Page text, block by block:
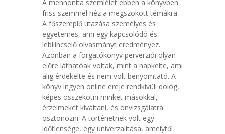
A mennonita szemlélet ebben a könyvben
friss szemmel néz a megszokott témákra.
A főszereplő utazása személyes és
egyetemes, ami egy kapcsolódó és
lebilincselő olvasmányt eredményez.
Azonban a forgatókönyv perverziói olyan
előre láthatóak voltak, mint a napkelte, ami
alig érdekelte és nem volt benyomtató. A
könyv ingyen online ereje rendkívüli dolog,
képes összekötni minket másokkal,
érzelmeket kiváltani, és önvizsgálatra
ösztönözni. A történetnek volt egy
időtlensége, egy univerzalitása, amelytől